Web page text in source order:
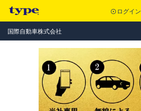
ログイン
国際自動車株式会社